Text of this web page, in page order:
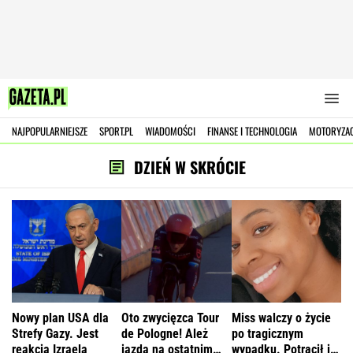
NAJPOPULARNIEJSZE SPORT.PL WIADOMOŚCI FINANSE I TECHNOLOGIA
DZIEŃ W SKRÓCIE
Nowy plan USA dla
Strefy Gazy. Jest
reakcja Izraela
Oto zwycięzca Tour
de Pologne! Ależ
jazda na ostatnim
Miss walczy o życie
po tragicznym
wypadku. Potrącił ją